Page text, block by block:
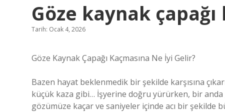
Göze kaynak
Tarih: Ocak 4, 2026
Göze Kaynak Çapağı Kaçmasına Ne İyi Gelir?
Bazen hayat beklenmedik bir şekilde karşısına
küçük kaza gibi… İşyerine doğru yürürken, bir
gözümüze kaçar ve saniyeler içinde acı bir şekilde